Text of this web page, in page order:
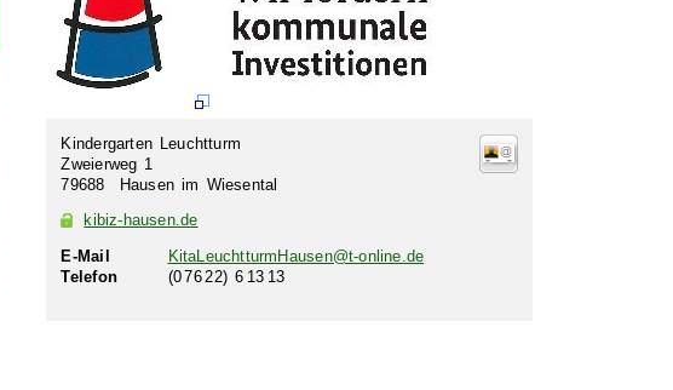
Kindergarten Leuchtturm
Zweierweg 1
79688
Hausen im Wiesental
kibiz-hausen.de
E-Mail
KitaLeuchtturmHausen@t-online.de
Telefon
(07622) 6 13 13